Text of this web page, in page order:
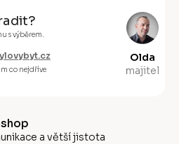
s výběrem.
co nejdříve
Olda
majitel
a větší jistota